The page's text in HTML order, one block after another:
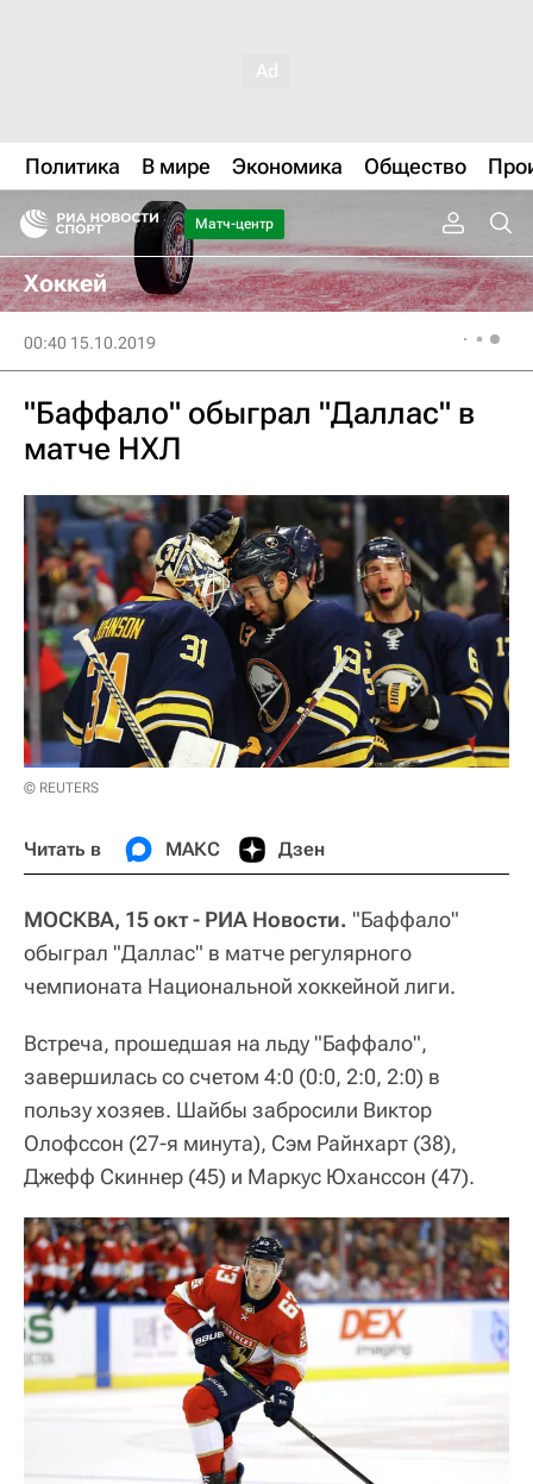
Политика В мире Экономика Общество
Матч-центр
Хоккей
00:40 15.10.2019
"Баффало" обыграл "Даллас" в
матче НХЛ
© REUTERS
Читать в МАКС Дзен
МОСКВА, 15 окт - РИА Новости. "Баффало"
обыграл "Даллас" в матче регулярного
чемпионата Национальной хоккейной лиги.
Встреча, прошедшая на льду "Баффало",
завершилась со счетом 4:0 (0:0, 2:0, 2:0) в
пользу хозяев. Шайбы забросили Виктор
Олофссон (27-я минута), Сэм Райнхарт (38),
Джефф Скиннер (45) и Маркус Юханссон (47).